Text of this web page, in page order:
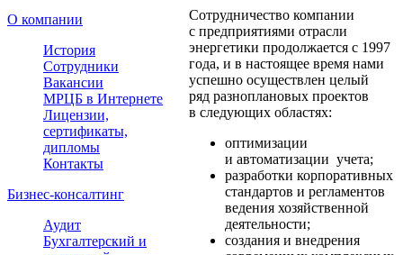
О компании
История
Сотрудники
Вакансии
МРЦБ в Интернете
Лицензии,
сертификаты,
дипломы
Контакты
Бизнес-консалтинг
Аудит
Бухгалтерский и
Сотрудничество компании
с предприятиями отрасли
энергетики продолжается с 1997
года, и в настоящее время нами
успешно осуществлен целый
ряд разноплановых проектов
в следующих областях:
оптимизации
и автоматизации учета;
разработки корпоративных
стандартов и регламентов
ведения хозяйственной
деятельности;
создания и внедрения